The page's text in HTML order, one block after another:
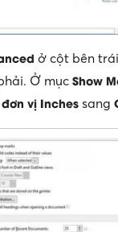
ở cột bên
Ở mục Show
vị Inches sang